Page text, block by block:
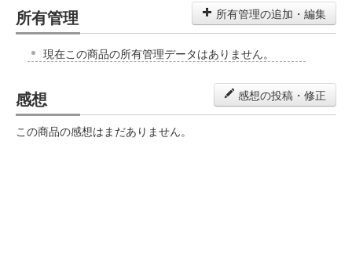
所有管理 所有管理の追加・編集
現在この商品の所有管理データはありません。
感想 感想の投稿・修正
この商品の感想はまだありません。